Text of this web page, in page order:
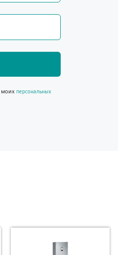
моих персональных